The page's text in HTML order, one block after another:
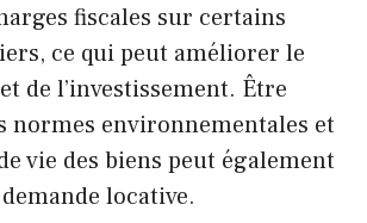
fiscales sur certains
ce qui peut améliorer le
de l’investissement. Être
normes environnementales et
vie des biens peut également
locative.